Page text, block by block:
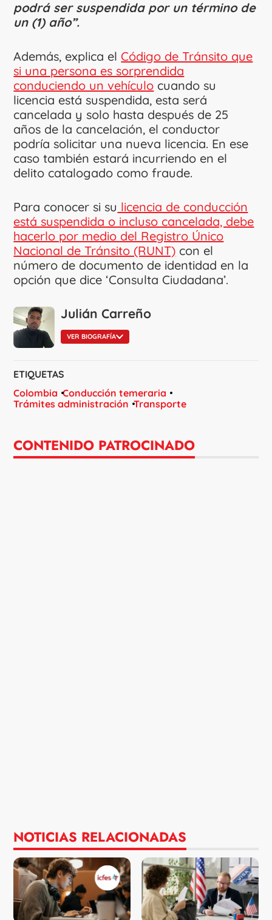
podrá ser suspendida por un término de
un (1) año”.
Además, explica el Código de Tránsito que
si una persona es sorprendida
conduciendo un vehículo cuando su
licencia está suspendida, esta será
cancelada y solo hasta después de 25
años de la cancelación, el conductor
podría solicitar una nueva licencia. En ese
caso también estará incurriendo en el
delito catalogado como fraude.
Para conocer si su licencia de conducción
está suspendida o incluso cancelada, debe
hacerlo por medio del Registro Único
Nacional de Tránsito (RUNT) con el
número de documento de identidad en la
opción que dice ‘Consulta Ciudadana’.
Julián Carreño
VER BIOGRAFÍA
ETIQUETAS
Colombia Conducción temeraria
Trámites administración Transporte
CONTENIDO PATROCINADO
NOTICIAS RELACIONADAS